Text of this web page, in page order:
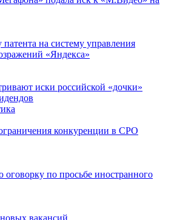
на систему управления
«Яндекса»
иски российской «дочки»
конкуренции в СРО
по просьбе иностранного
вакансий